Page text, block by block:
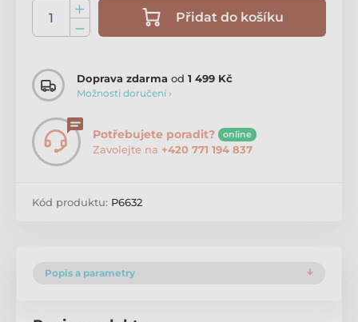
Přidat do košíku
Doprava zdarma od 1 499 Kč
Možnosti doručení ›
Potřebujete poradit? online
Zavolejte na +420 771 194 837
Kód produktu: P6632
Popis a parametry